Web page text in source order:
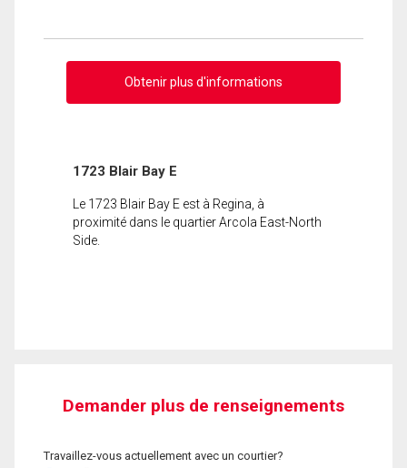
Obtenir plus d'informations
1723 Blair Bay E
Le 1723 Blair Bay E est à Regina, à
proximité dans le quartier Arcola East-North
Side.
Demander plus de renseignements
Travaillez-vous actuellement avec un courtier?